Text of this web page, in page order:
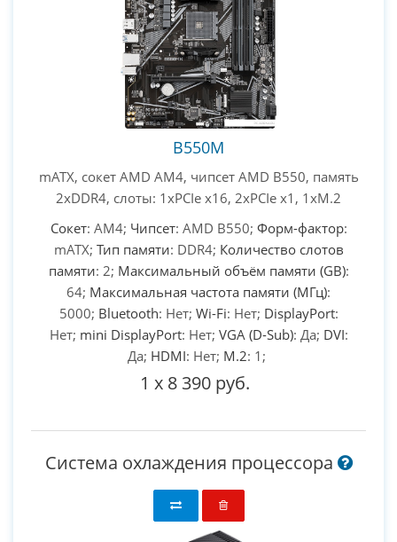
B550M
mATX, сокет AMD AM4, чипсет AMD B550, память
2xDDR4, слоты: 1xPCIe x16, 2xPCIe x1, 1xM.2
Сокет: AM4; Чипсет: AMD B550; Форм-фактор:
mATX; Тип памяти: DDR4; Количество слотов
памяти: 2; Максимальный объём памяти (GB):
64; Максимальная частота памяти (МГц):
5000; Bluetooth: Нет; Wi-Fi: Нет; DisplayPort:
Нет; mini DisplayPort: Нет; VGA (D-Sub): Да; DVI:
Да; HDMI: Нет; M.2: 1;
1 x 8 390 руб.
Система охлаждения процессора